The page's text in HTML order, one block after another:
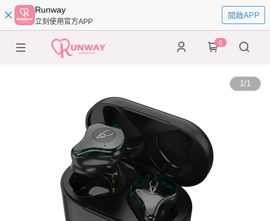
Runway
立刻使用官方APP
開啟APP
0
1/1